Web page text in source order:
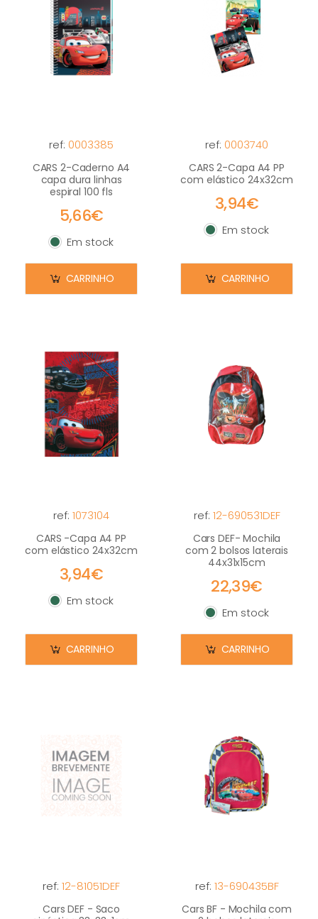
ref: 0003385
CARS 2-Caderno A4
capa dura linhas
espiral 100 fls
5,66€
Em stock
Em stock
CARRINHO
ref: 0003740
CARS 2-Capa A4 PP
com elástico 24x32cm
3,94€
Em stock
Em stock
CARRINHO
ref: 1073104
CARS -Capa A4 PP
com elástico 24x32cm
3,94€
Em stock
Em stock
CARRINHO
ref: 12-690531DEF
Cars DEF- Mochila
com 2 bolsos laterais
44x31x15cm
22,39€
Em stock
Em stock
CARRINHO
ref: 12-81051DEF
Cars DEF - Saco
ref: 13-690435BF
Cars BF - Mochila com